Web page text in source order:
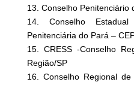
13. Conselho Penitenciário
14. Conselho
Penitenciária do Pará –
15. CRESS -Conselho
Região/SP
16. Conselho Regional